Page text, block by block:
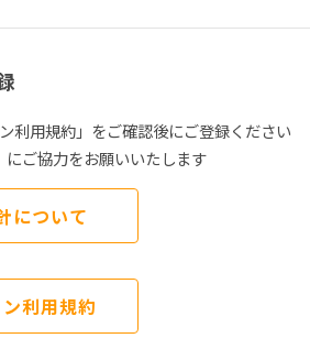
利用規約」をご確認後にご登録ください
ご協力をお願いいたします
について
利用規約